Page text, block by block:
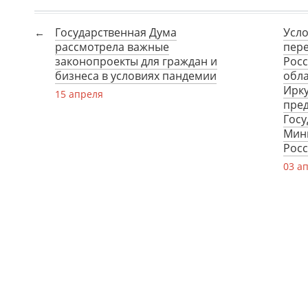
Государственная Дума
рассмотрела важные
законопроекты для граждан и
бизнеса в условиях пандемии
15 апреля
03